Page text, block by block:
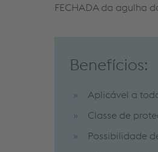
FECHADA da agulha
Benefícios:
Aplicável a
Classe de
Possibilidade